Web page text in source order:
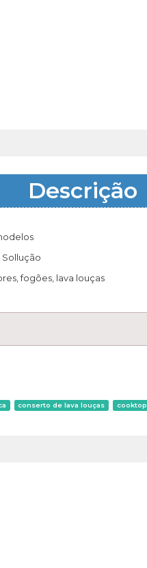
Descrição
Sollução
fogões, lava louças
conserto de lava louças cooktop